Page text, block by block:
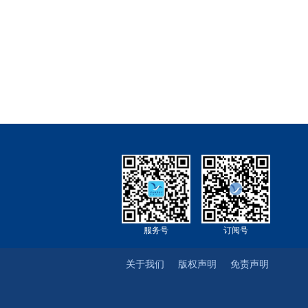
订阅号
服务号
免责声明
版权声明
关于我们